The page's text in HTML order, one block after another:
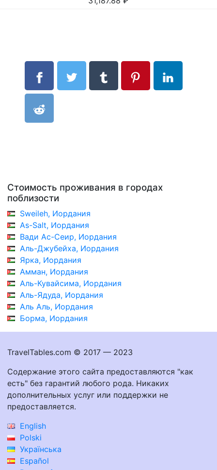
Стоимость проживания в городах
поблизости
Sweileh, Иордания
As-Salt, Иордания
Вади Ас-Сеир, Иордания
Аль-Джубейха, Иордания
Ярка, Иордания
Амман, Иордания
Аль-Кувайсима, Иордания
Аль-Ядуда, Иордания
Аль Аль, Иордания
Борма, Иордания
TravelTables.com © 2017 — 2023
Содержание этого сайта предоставляются "как
есть" без гарантий любого рода. Никаких
дополнительных услуг или поддержки не
предоставляется.
English
Polski
Українська
Español